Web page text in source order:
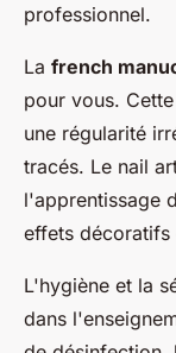
professionnel.
La french
pour vous.
une régularité
tracés. Le nail
l'apprentissage
effets décoratifs
L'hygiène et la
dans